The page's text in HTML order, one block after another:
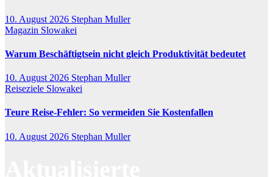
10. August 2026 Stephan Muller
Magazin Slowakei
Warum Beschäftigtsein nicht gleich Produktivität bedeutet
10. August 2026 Stephan Muller
Reiseziele Slowakei
Teure Reise-Fehler: So vermeiden Sie Kostenfallen
10. August 2026 Stephan Muller